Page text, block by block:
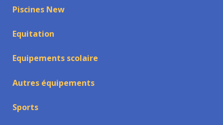
Piscines New
Equitation
Equipements scolaire
Autres équipements
Sports